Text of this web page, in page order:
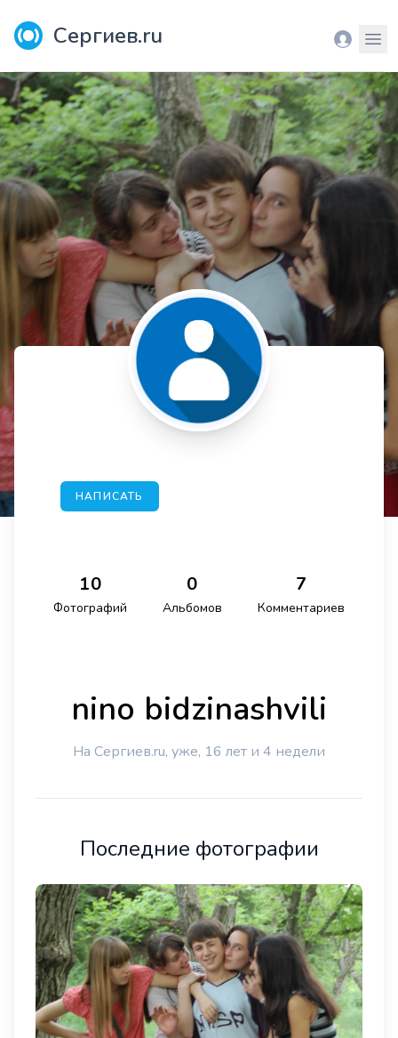
Сергиев.ru Вход
НАПИСАТЬ
10
Фотографий
0
Альбомов
7
Комментариев
nino bidzinashvili
На Сергиев.ru, уже, 16 лет и 4 недели
Последние фотографии